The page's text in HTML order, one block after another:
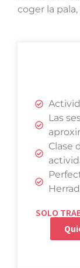
coger la
Las
Clase
SOLO